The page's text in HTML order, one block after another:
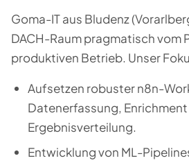
Goma-IT aus Bludenz
DACH-Raum pragmatisch vom
produktiven Betrieb. Unser
Aufsetzen robuster n8n-
Datenerfassung,
Ergebnisverteilung.
Entwicklung von ML-